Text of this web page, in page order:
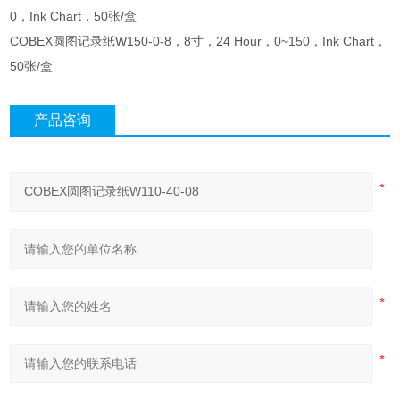
0，Ink Chart，50张/盒
COBEX圆图记录纸W150-0-8，8寸，24 Hour，0~150，Ink Chart，
50张/盒
产品咨询